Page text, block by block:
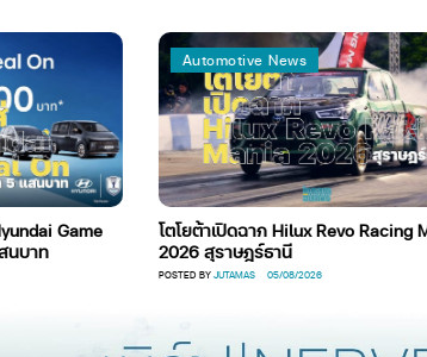
Automotive News
โตโยต้าเปิดฉาก Hilux Revo Racing Mania
2026 สุราษฎร์ธานี
JUTAMAS 05/08/2026